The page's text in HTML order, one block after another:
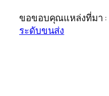
ขอขอบคุณแหล่งที่มา :
ระดับขนส่ง